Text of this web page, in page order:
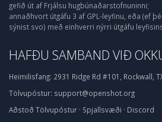
gefið út af Frjálsu hugbúnaðarstofnuninni;
annaðhvort útgáfu 3 af GPL-leyfinu, eða (ef
sýnist svo) með einhverri nýrri útgáfu
HAFÐU SAMBAND VIÐ
Heimilisfang: 2931 Ridge Rd #101, Rockwall,
Tölvupóstur: support@openshot.org
Aðstoð Tölvupóstur · Spjallsvæði · Discord